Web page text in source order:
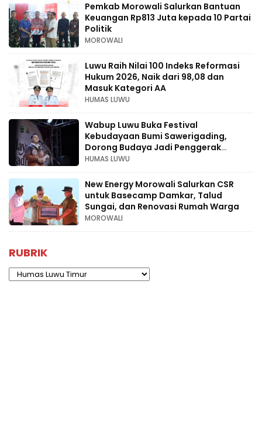
Pemkab Morowali Salurkan Bantuan
Keuangan Rp813 Juta kepada 10 Partai
Politik
MOROWALI
Luwu Raih Nilai 100 Indeks Reformasi
Hukum 2026, Naik dari 98,08 dan
Masuk Kategori AA
HUMAS LUWU
Wabup Luwu Buka Festival
Kebudayaan Bumi Sawerigading,
Dorong Budaya Jadi Penggerak
Ekonomi Kreatif
HUMAS LUWU
New Energy Morowali Salurkan CSR
untuk Basecamp Damkar, Talud
Sungai, dan Renovasi Rumah Warga
MOROWALI
RUBRIK
Rubrik